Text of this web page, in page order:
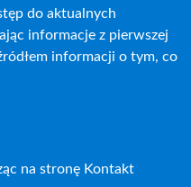
do aktualnych
informacje z pierwszej
informacji o tym, co
na stronę Kontakt